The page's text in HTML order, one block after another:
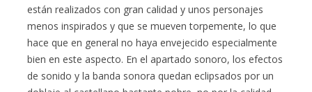
están realizados con gran calidad y unos personajes
menos inspirados y que se mueven torpemente, lo que
hace que en general no haya envejecido especialmente
bien en este aspecto. En el apartado sonoro, los efectos
de sonido y la banda sonora quedan eclipsados por un